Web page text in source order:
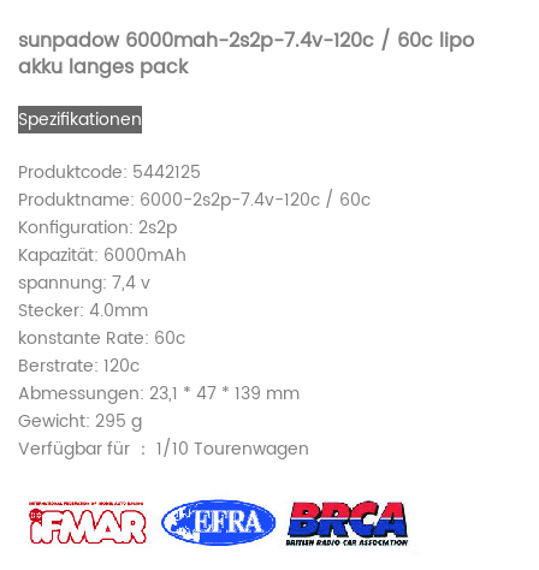
sunpadow 6000mah-2s2p-7.4v-120c / 60c lipo
akku langes pack
Spezifikationen
Produktcode: 5442125
Produktname: 6000-2s2p-7.4v-120c / 60c
Konfiguration: 2s2p
Kapazität: 6000mAh
spannung: 7,4 v
Stecker: 4.0mm
konstante Rate: 60c
Berstrate: 120c
Abmessungen: 23,1 * 47 * 139 mm
Gewicht: 295 g
Verfügbar für ： 1/10 Tourenwagen